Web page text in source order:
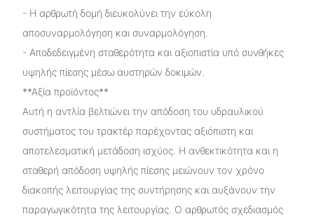
- Η αρθρωτή δομή διευκολύνει την εύκολη
αποσυναρμολόγηση και συναρμολόγηση.
- Αποδεδειγμένη σταθερότητα και αξιοπιστία υπό συνθήκες
υψηλής πίεσης μέσω αυστηρών δοκιμών.
**Αξία προϊόντος**
Αυτή η αντλία βελτιώνει την απόδοση του υδραυλικού
συστήματος του τρακτέρ παρέχοντας αξιόπιστη και
αποτελεσματική μετάδοση ισχύος. Η ανθεκτικότητα και η
σταθερή απόδοση υψηλής πίεσης μειώνουν τον χρόνο
διακοπής λειτουργίας της συντήρησης και αυξάνουν την
παραγωγικότητα της λειτουργίας. Ο αρθρωτός σχεδιασμός